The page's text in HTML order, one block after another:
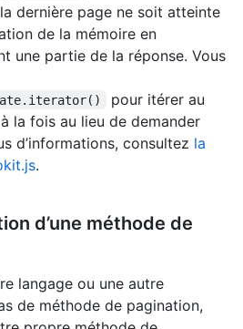
dernière page ne soit atteinte
de la mémoire en
une partie de la réponse. Vous
pour itérer au
à la fois au lieu de demander
d’informations, consultez la
.
d’une méthode de
langage ou une autre
de méthode de pagination,